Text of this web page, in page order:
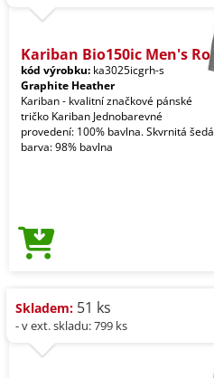
Kariban Bio150ic Men's Ro
kód výrobku: ka3025icgrh-s
Graphite Heather
Kariban - kvalitní značkové pánské
tričko Kariban Jednobarevné
provedení: 100% bavlna. Skvrnitá šedá
barva: 98% bavlna
Skladem: 51 ks
- v ext. skladu: 799 ks